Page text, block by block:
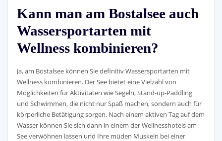
Kann man am Bostalsee auch
Wassersportarten mit
Wellness kombinieren?
Ja, am Bostalsee können Sie definitiv Wassersportarten mit
Wellness kombinieren. Der See bietet eine Vielzahl von
Möglichkeiten für Aktivitäten wie Segeln, Stand-up-Paddling
und Schwimmen, die nicht nur Spaß machen, sondern auch für
körperliche Betätigung sorgen. Nach einem aktiven Tag auf dem
Wasser können Sie sich dann in einem der Wellnesshotels am
See verwöhnen lassen und Ihre müden Muskeln bei einer